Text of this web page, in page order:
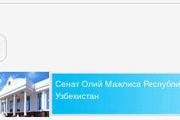
Сенат Олий Мажлиса
Узбекистан